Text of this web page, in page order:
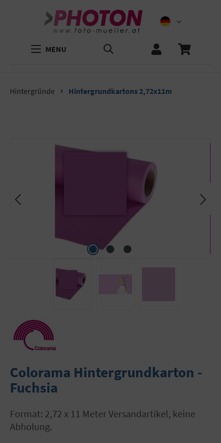
MENU
Hintergründe Hintergrundkartons 2,72x11m
Bildergalerie überspringen
Colorama Hintergrundkarton -
Fuchsia
Format: 2,72 x 11 Meter Versandartikel, keine
Abholung.